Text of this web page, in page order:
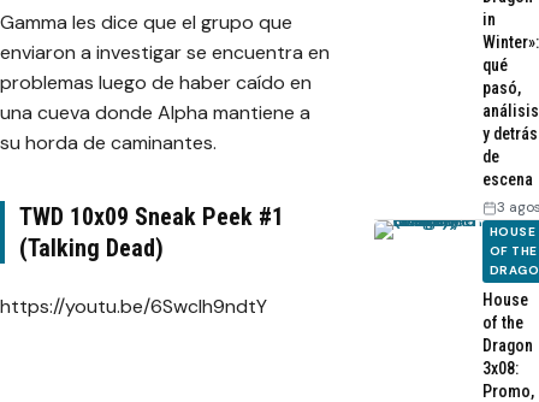
Gamma les dice que el grupo que
enviaron a investigar se encuentra en
problemas luego de haber caído en
una cueva donde Alpha mantiene a
su horda de caminantes.
TWD 10x09 Sneak Peek #1
(Talking Dead)
https://youtu.be/6SwcIh9ndtY
in
Winter»:
qué
pasó,
análisis
y detrás
de
escena
3
HOUSE
OF THE
House
of the
Dragon
3x08:
Promo,